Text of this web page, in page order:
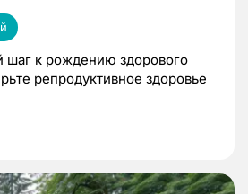
шаг к рождению здорового
репродуктивное здоровье